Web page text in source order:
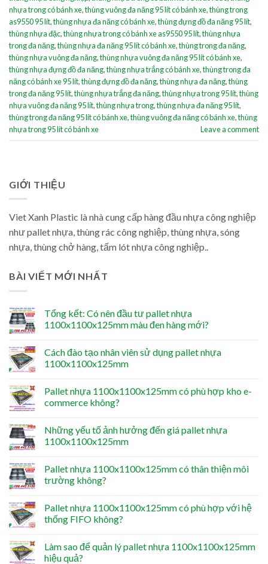
nhựa trong có bánh xe,thùng vuông đa năng 95 lít có bánh xe,thùng trong
as9550 95 lít,thùng nhựa đa năng có bánh xe,thùng đựng đồ đa năng 95 lít,
thùng nhựa đặc,thùng nhựa trong có bánh xe as9550 95 lít,thùng nhựa
trong đa năng,thùng nhựa đa năng 95 lít có bánh xe,thùng trong đa năng,
thùng nhựa vuông đa năng,thùng nhựa vuông đa năng 95 lít có bánh xe,
thùng nhựa đựng đồ đa năng,thùng nhựa trắng có bánh xe,thùng trong đa
năng có bánh xe 95 lít,thùng đựng đồ đa năng,thùng nhựa đa năng,thùng
trong đa năng 95 lít,thùng nhựa trắng đa năng,thùng nhựa trong 95 lít,thùng
nhựa vuông đa năng 95 lít,thùng nhựa trong,thùng nhựa đa năng 95 lít,
thùng trong đa năng 95 lít có bánh xe,thùng vuông đa năng có bánh xe,thùng
nhựa trong 95 lít có bánh xe
Leave a comment
GIỚI THIỆU
Viet Xanh Plastic là nhà cung cấp hàng đầu nhựa công nghiệp
như pallet nhựa, thùng rác công nghiệp, thùng nhựa, sóng
nhựa, thùng chở hàng, tấm lót nhựa công nghiệp..
BÀI VIẾT MỚI NHẤT
Tổng kết: Có nên đầu tư pallet nhựa
1100x1100x125mm màu đen hàng mới?
Cách đào tạo nhân viên sử dụng pallet nhựa
1100x1100x125mm
Pallet nhựa 1100x1100x125mm có phù hợp kho e-
commerce không?
Những yếu tố ảnh hưởng đến giá pallet nhựa
1100x1100x125mm
Pallet nhựa 1100x1100x125mm có thân thiện môi
trường không?
Pallet nhựa 1100x1100x125mm có phù hợp với hệ
thống FIFO không?
Làm sao để quản lý pallet nhựa 1100x1100x125mm
hiệu quả?